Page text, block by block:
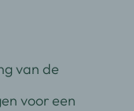
van de
voor een